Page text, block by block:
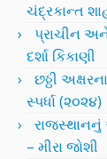
ચંદ્રકાન્ત
પ્રાચીન અને
દર્શા કિકાણી
છઠ્ઠી
સ્પર્ધા (૨૦૨૪)
– મીરા જોશી